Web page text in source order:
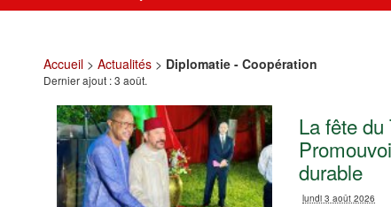
Accueil> Actualités> Diplomatie - Coopération
Dernier ajout : 3 août.
La fête
durable
lundi 3 août 2026